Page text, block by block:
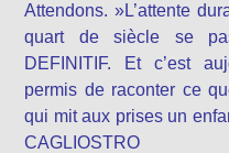
Attendons. »L’attente
quart de siècle se
DEFINITIF. Et c’est
permis de raconter ce
qui mit aux prises un
CAGLIOSTRO